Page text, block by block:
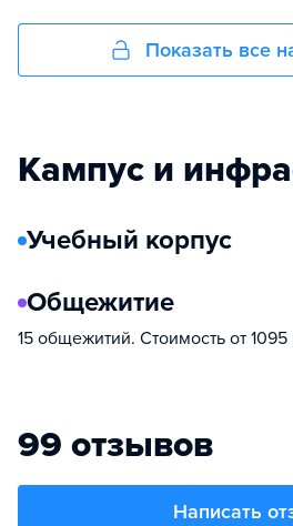
Показать все
Кампус и
Учебный корпус
Общежитие
15 общежитий. Стоимость от
99 отзывов
Написать